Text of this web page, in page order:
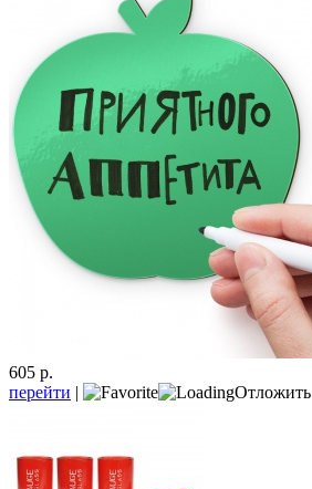
605 р.
перейти | Отложить